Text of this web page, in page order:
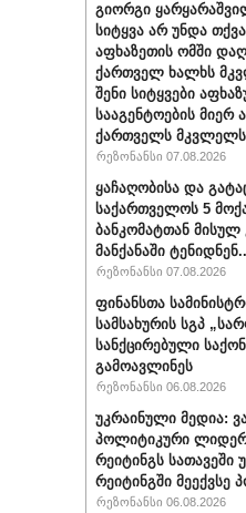
გიორგი
სიტყვა არ უნდა
აფხაზეთის ომში
ქართველ ხალხს
შენი სიტყვები
სააგენტოების
ქართველს მკვლელს
რეზონანსი 07.08.2026
ყაჩაღობისა და
საქართველოს 5
ბანკომატთან მისულ
მანქანაში
რეზონანსი 07.08.2026
ფინანსთა
სამსახურის სგპ
სანქცირებული
გამოავლინეს
რეზონანსი 06.08.2026
უკრაინული მედია:
პოლიტიკური
რეიტინგს სათავეში
რეიტინგში მეექვსე
რეზონანსი 06.08.2026